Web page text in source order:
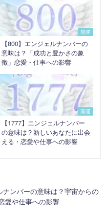
開運
【800】エンジェルナンバーの
意味は？「成功と豊かさの象
徴」恋愛・仕事への影響
開運
【1777】エンジェルナンバー
の意味は？新しいあなたに出会
える・恋愛や仕事への影響
ナンバーの意味は？宇宙からの
愛や仕事への影響